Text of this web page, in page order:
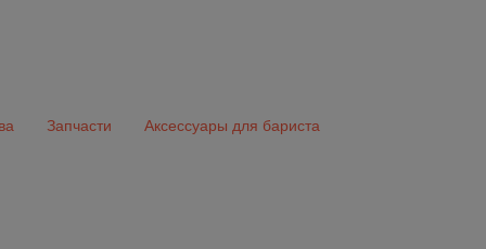
Запчасти Аксессуары для бариста